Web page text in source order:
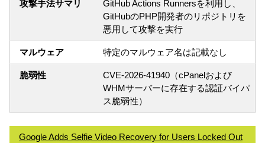
攻撃手法サマリ
GitHub Actions Runnersを利用し、
GitHubのPHP開発者のリポジトリを
悪用して攻撃を実行
マルウェア 特定のマルウェア名は記載なし
脆弱性
CVE-2026-41940（cPanelおよび
WHMサーバーに存在する認証バイパ
ス脆弱性）
Google Adds Selfie Video Recovery for Users Locked Out